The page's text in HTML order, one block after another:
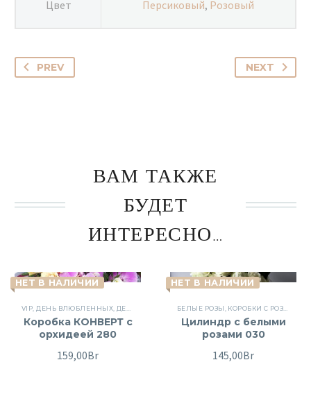
Цвет Персиковый, Розовый
PREV NEXT
ВАМ ТАКЖЕ
БУДЕТ
ИНТЕРЕСНО…
НЕТ В НАЛИЧИИ
VIP ДЕНЬ ВЛЮБЛЕННЫХ ДЕНЬ РОЖДЕНИЯ ,КОНВЕРТЫ, МУЖЧИНЕ, ОРХИДЕИ
Коробка КОНВЕРТ с
орхидеей 280
159,00Br
НЕТ В НАЛИЧИИ
БЕЛЫЕ РОЗЫ КОРОБКИ С РОЗАМИ
Цилиндр с белыми
розами 030
145,00Br